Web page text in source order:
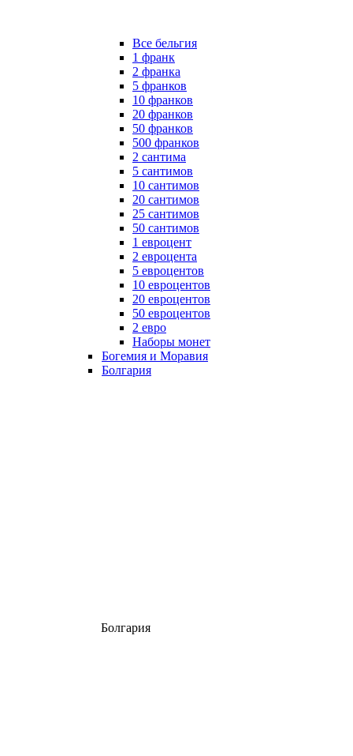
Все бельгия
1 франк
2 франка
5 франков
10 франков
20 франков
50 франков
500 франков
2 сантима
5 сантимов
10 сантимов
20 сантимов
25 сантимов
50 сантимов
1 евроцент
2 евроцента
5 евроцентов
10 евроцентов
20 евроцентов
50 евроцентов
2 евро
Наборы монет
Богемия и Моравия
Болгария
Болгария